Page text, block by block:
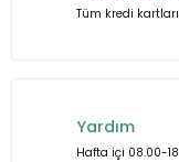
Tüm kredi
Yardım
Hafta içi 08.00-